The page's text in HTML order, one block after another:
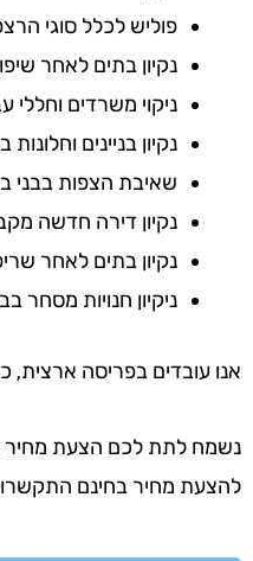
פוליש לכלל סוגי
נקיון בתים לאחר
ניקוי משרדים וחללי
נקיון בניינים
שאיבת הצפות בבני
נקיון דירה חדשה
נקיון בתים לאחר
ניקיון חנויות מסחר
אנו עובדים בפריסה ארצית,
נשמח לתת לכם הצעת מחיר
להצעת מחיר בחינם התקשרו